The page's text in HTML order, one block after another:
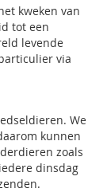
kweken van
tot een
levende
via
We
kunnen
zoals
dinsdag